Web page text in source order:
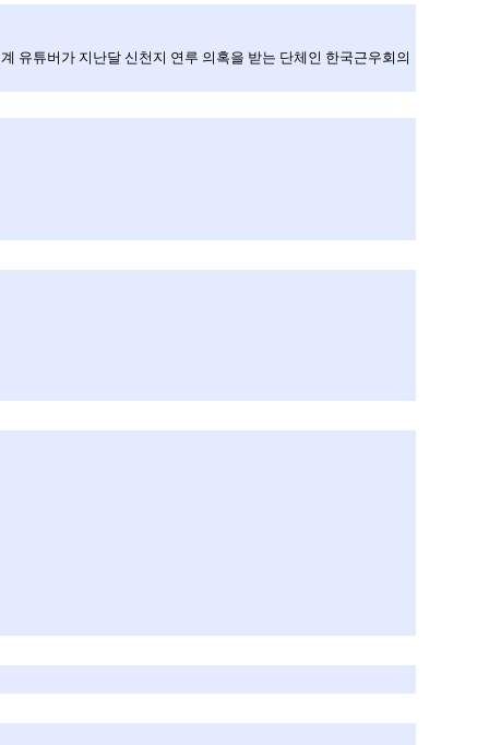
유튜버가 지난달 신천지 연루 의혹을 받는 단체인 한국근우회의